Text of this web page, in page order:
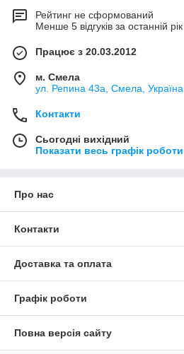
Рейтинг не сформований
Менше 5 відгуків за останній рік
Працює з 20.03.2012
м. Смела
ул. Репина 43а, Смела, Україна
Контакти
Сьогодні вихідний
Показати весь графік роботи
Про нас
Контакти
Доставка та оплата
Графік роботи
Повна версія сайту